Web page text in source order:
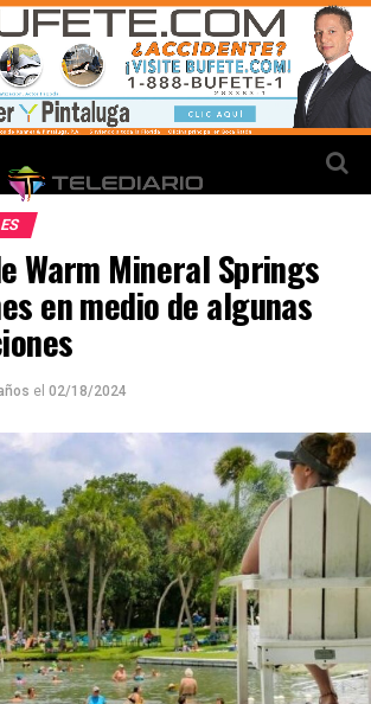
Warm Mineral Springs
en medio de algunas
el 02/18/2024